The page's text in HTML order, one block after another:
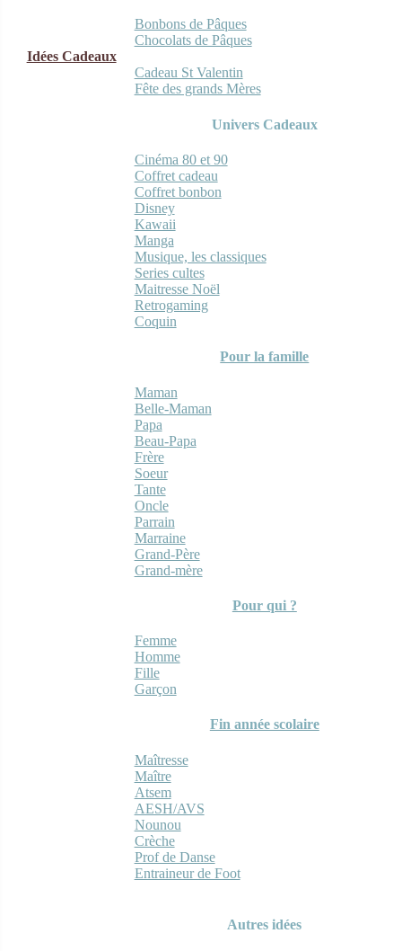
Bonbons de Pâques
Chocolats de Pâques
Idées Cadeaux
Cadeau St Valentin
Fête des grands Mères
Univers Cadeaux
Cinéma 80 et 90
Coffret cadeau
Coffret bonbon
Disney
Kawaii
Manga
Musique, les classiques
Series cultes
Maitresse Noël
Retrogaming
Coquin
Pour la famille
Maman
Belle-Maman
Papa
Beau-Papa
Frère
Soeur
Tante
Oncle
Parrain
Marraine
Grand-Père
Grand-mère
Pour qui ?
Femme
Homme
Fille
Garçon
Fin année scolaire
Maîtresse
Maître
Atsem
AESH/AVS
Nounou
Crèche
Prof de Danse
Entraineur de Foot
Autres idées